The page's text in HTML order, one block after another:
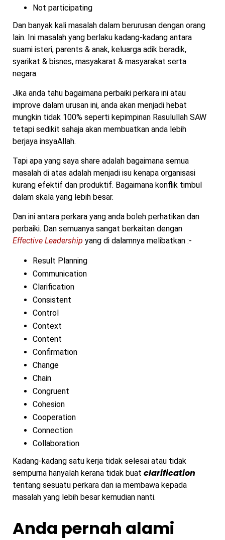
Not participating
Dan banyak kali masalah dalam berurusan dengan orang
lain. Ini masalah yang berlaku kadang-kadang antara
suami isteri, parents & anak, keluarga adik beradik,
syarikat & bisnes, masyakarat & masyarakat serta
negara.
Jika anda tahu bagaimana perbaiki perkara ini atau
improve dalam urusan ini, anda akan menjadi hebat
mungkin tidak 100% seperti kepimpinan Rasulullah SAW
tetapi sedikit sahaja akan membuatkan anda lebih
berjaya insyaAllah.
Tapi apa yang saya share adalah bagaimana semua
masalah di atas adalah menjadi isu kenapa organisasi
kurang efektif dan produktif. Bagaimana konflik timbul
dalam skala yang lebih besar.
Dan ini antara perkara yang anda boleh perhatikan dan
perbaiki. Dan semuanya sangat berkaitan dengan
Effective Leadership yang di dalamnya melibatkan :-
Result Planning
Communication
Clarification
Consistent
Control
Context
Content
Confirmation
Change
Chain
Congruent
Cohesion
Cooperation
Connection
Collaboration
Kadang-kadang satu kerja tidak selesai atau tidak
sempurna hanyalah kerana tidak buat clarification
tentang sesuatu perkara dan ia membawa kepada
masalah yang lebih besar kemudian nanti.
Anda pernah alami